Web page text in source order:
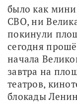
было как
СВО, ни
покинули
сегодня
начала
завтра на
театров,
блокады